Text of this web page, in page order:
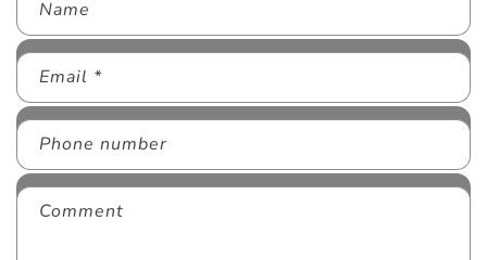
Name
Email *
Phone number
Comment